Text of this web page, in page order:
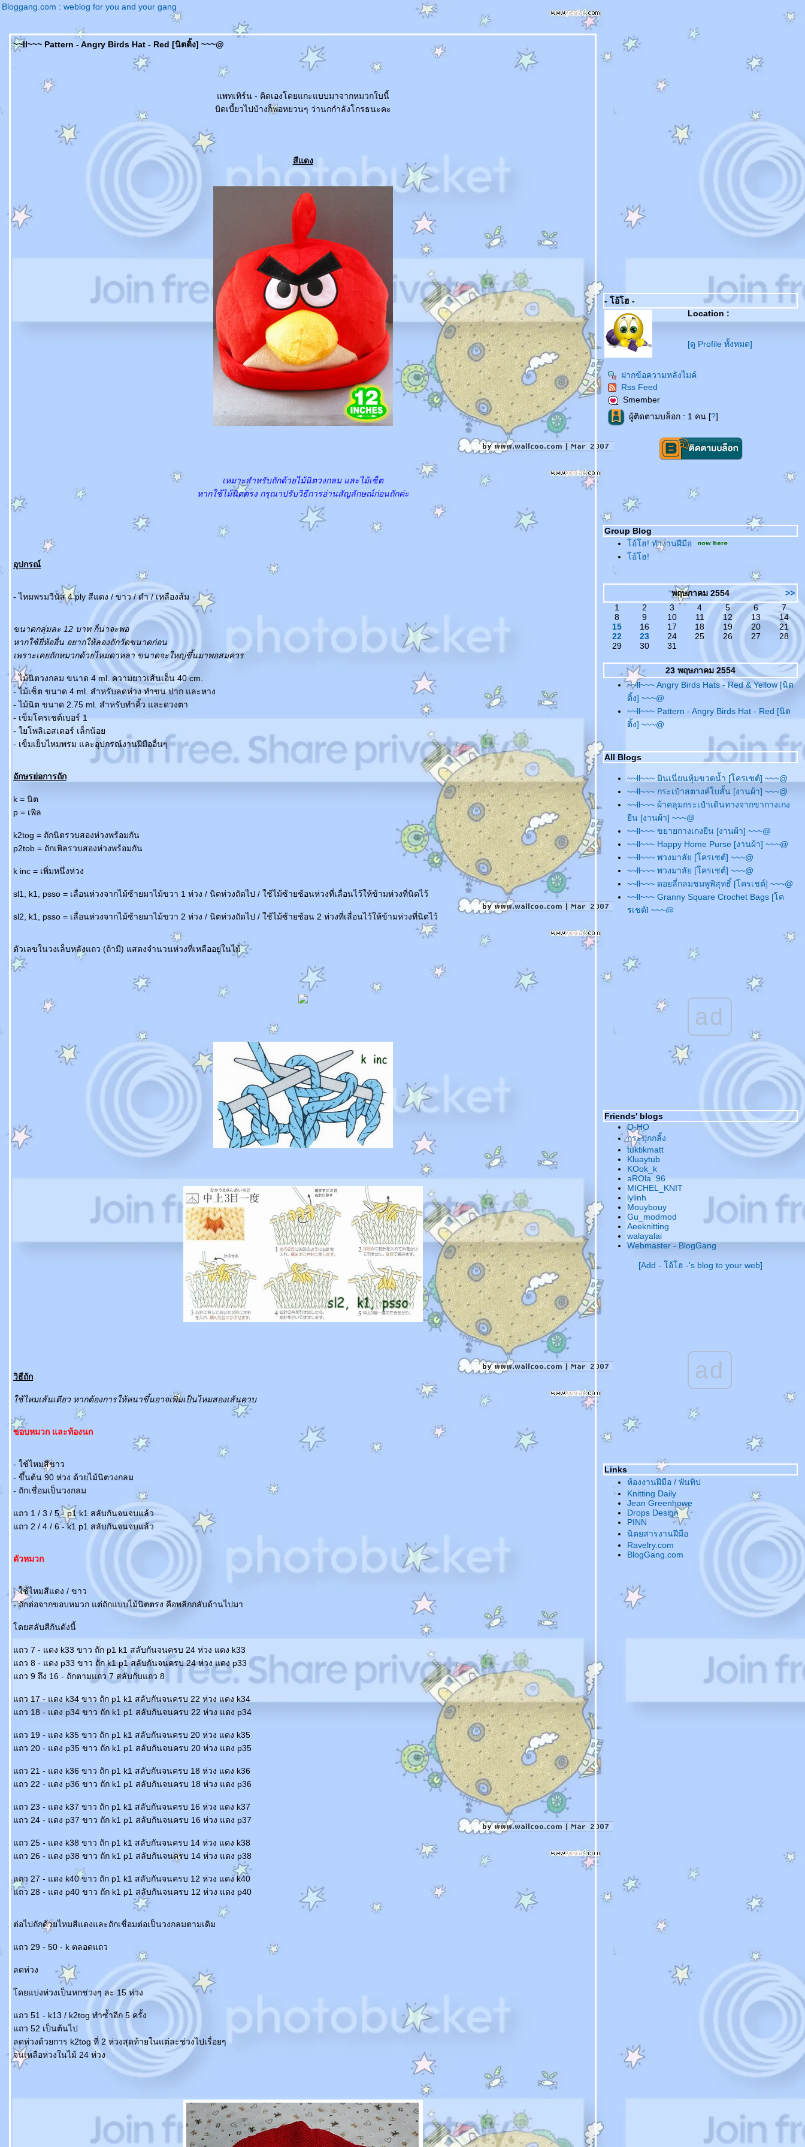
Bloggang.com : weblog for you and your gang
~~ll~~~ Pattern - Angry Birds Hat - Red [นิตติ้ง] ~~~@
พทเทิร์น - คิดเองโดยแกะแบบมาจากหมวกใบนี้
บิดเบี้ยวไปบ้างก็พอหยวนๆ ว่านกกำลังโกรธนะคะ
สีแดง
เหมาะสำหรับถักด้วยไม้นิตวงกลม และไม้เซ็ต
หากใช้ไม้นิตตรง กรุณาปรับวิธีการอ่านสัญลักษณ์ก่อนถักค่ะ
อุปกรณ์
- ไหมพรมวีนัส 4 ply สีแดง / ขาว / ดำ / เหลืองส้ม
ขนาดกลุ่มละ 12 บาท ก็น่าจะพอ
หากใช้ยี่ห้ออื่น อยากให้ลองถักวัดขนาดก่อน
เพราะเคยถักหมวกด้วยไหมดาหลา ขนาดจะใหญ่ขึ้นมาพอสมควร
- ไม้นิตวงกลม ขนาด 4 ml. ความยาวเส้นเอ็น 40 cm.
- ไม้เซ็ต ขนาด 4 ml. สำหรับลดห่วง ทำขน ปาก และหาง
- ไม้นิต ขนาด 2.75 ml. สำหรับทำคิ้ว และดวงตา
- เข็มโครเชต์เบอร์ 1
- ใยโพลิเอสเตอร์ เล็กน้อ
- เข็มเย็บไหมพรม และอุปกรณ์งานฝีมืออื่นๆ
อักษรย่อการถัก
k = นิต
p = เพิล
k2tog = ถักนิตรวบสองห่วงพร้อมกัน
p2tob = ถักเพิลรวบสองห่วงพร้อมกัน
k inc = เพิ่มหนึ่งห่วง
sl1, k1, psso = เลื่อนห่วงจากไม้ซ้ายมาไม้ขวา 1 ห่วง / นิตห่วงถัดไป / ใช้ไม้ซ้ายช้อนห่วงที่เลื่อนไว้ให้ข้ามห่วงที่นิตไว้
sl2, k1, psso = เลื่อนห่วงจากไม้ซ้ายมาไม้ขวา 2 ห่วง / นิตห่วงถัดไป / ใช้ไม้ซ้ายช้อน 2 ห่วงที่เลื่อนไว้ให้ข้ามห่วงที่นิตไว้
ตัวเลขในวงเล็บหลังแถว (ถ้ามี) แสดงจำนวนห่วงที่เหลืออยู่ในไม้
วิธีถัก
ช้ไหมเส้นเดียว หากต้องการให้หนาขึ้นอาจเพิ่มเป็นไหมสองเส้นควบ
ขอบหมวก และท้องนก
- ใช้ไหมสีขาว
- ขึ้นต้น 90 ห่วง ด้วยไม้นิตวงกลม
- ถักเชื่อมเป็นวงกลม
ถว 1 / 3 / 5 - p1 k1 สลับกันจนจบแล้ว
ถว 2 / 4 / 6 - k1 p1 สลับกันจนจบแล้ว
ตัวหมวก
- ใช้ไหมสีแดง / ขาว
- ถักต่อจากขอบหมวก แต่ถักแบบไม้นิตตรง คือพลิกกลับด้านไปมา
ดยสลับสีกันดังนี้
ถว 7 - แดง k33 ขาว ถัก p1 k1 สลับกันจนครบ 24 ห่วง แดง k33
ถว 8 - แดง p33 ขาว ถัก k1 p1 สลับกันจนครบ 24 ห่วง แดง p33
ถว 9 ถึง 16 - ถักตามแถว 7 สลับกับแถว 8
ถว 17 - แดง k34 ขาว ถัก p1 k1 สลับกันจนครบ 22 ห่วง แดง k34
ถว 18 - แดง p34 ขาว ถัก k1 p1 สลับกันจนครบ 22 ห่วง แดง p34
ถว 19 - แดง k35 ขาว ถัก p1 k1 สลับกันจนครบ 20 ห่วง แดง k35
ถว 20 - แดง p35 ขาว ถัก k1 p1 สลับกันจนครบ 20 ห่วง แดง p35
ถว 21 - แดง k36 ขาว ถัก p1 k1 สลับกันจนครบ 18 ห่วง แดง k36
ถว 22 - แดง p36 ขาว ถัก k1 p1 สลับกันจนครบ 18 ห่วง แดง p36
ถว 23 - แดง k37 ขาว ถัก p1 k1 สลับกันจนครบ 16 ห่วง แดง k37
ถว 24 - แดง p37 ขาว ถัก k1 p1 สลับกันจนครบ 16 ห่วง แดง p37
ถว 25 - แดง k38 ขาว ถัก p1 k1 สลับกันจนครบ 14 ห่วง แดง k38
ถว 26 - แดง p38 ขาว ถัก k1 p1 สลับกันจนครบ 14 ห่วง แดง p38
ถว 27 - แดง k40 ขาว ถัก p1 k1 สลับกันจนครบ 12 ห่วง แดง k40
ถว 28 - แดง p40 ขาว ถัก k1 p1 สลับกันจนครบ 12 ห่วง แดง p40
ต่อไปถักด้วยไหมสีแดงและถักเชื่อมต่อเป็นวงกลมตามเดิม
ถว 29 - 50 - k ตลอดแถว
ลดห่วง
ดยแบ่งห่วงเป็นหกช่วงๆ ละ 15 ห่วง
ถว 51 - k13 / k2tog ทำซ้ำอีก 5 ครั้ง
ถว 52 เป็นต้นไป
ลดห่วงด้วยการ k2tog ที่ 2 ห่วงสุดท้ายในแต่ละช่วงไปเรื่อยๆ
จนเหลือห่วงในไม้ 24 ห่วง
- โอ้โฮ -
Location :
[ดู Profile ทั้งหมด]
ฝากข้อความหลังไมค์
Rss Feed
Smember
ผู้ติดตามบล็อก : 1 คน [?]
Group Blog
อ้โฮ! ทำงานฝีมือ
อ้โฮ!
พฤษภาคม 2554
>>
1
2 3 4 5 6
7
8
9 10 11 12 13
14
15
16 17 18 19 20
21
22
23 24 25 26 27
28
29
30 31
23 พฤษภาคม 2554
~~ll~~~ Angry Birds Hats - Red & Yellow [นิต
ติ้ง] ~~~@
~~ll~~~ Pattern - Angry Birds Hat - Red [นิต
ติ้ง] ~~~@
All Blogs
~~ll~~~ มินเนี่ยนหุ้มขวดน้ำ [โครเชต์] ~~~@
~~ll~~~ กระเป๋าสตางค์ใบสั้น [งานผ้า] ~~~@
~~ll~~~ ผ้าคลุมกระเป๋าเดินทางจากขากางเกง
ีน [งานผ้า] ~~~@
~~ll~~~ ขยายกางเกงยีน [งานผ้า] ~~~@
~~ll~~~ Happy Home Purse [งานผ้า] ~~~@
~~ll~~~ พวงมาลัย [โครเชต์] ~~~@
~~ll~~~ พวงมาลัย [โครเชต์] ~~~@
~~ll~~~ ดอยลี่กลมชมพูพิสุทธิ์ [โครเชต์] ~~~@
~~ll~~~ Granny Square Crochet Bags [โค
รเชต์] ~~~@
~~ll~~~ Sushi Set [นิตติ้ง] ~~~@
~~ll~~~ Angry Birds Hats - Red & Yellow [นิต
~~ll~~~ Pattern - Angry Birds Hat - Red [นิต
ติ้ง] ~~~@
~~ll~~~ Pattern - Angry Birds Hat - Yellow
~~ll~~~ ถักหมวกให้หลานสาว [นิตติ้ง] ~~~@
~~ll~~~ Who am i? - No.12 [นิตติ้ง] ~~~@
~~ll~~~ Pattern - Entrelac Hat [นิตติ้ง] ~~~@
~~ll~~~ สมรส - สมรัก [นิตติ้ง] ~~~@
~~ll~~~ ผ้าพันคออุ่นอุ่น [นิตติ้ง] ~~~@
ติ้ง] ~~~@
~~ll~~~ Cinderella Topsy - Turvy Doll [นิตติ้ง]
~~~@
~~ll~~~ Rainbow Baby, Snow Man and
Pandas [นิตติ้ง] ~~~@
~~ll~~~ กระเป๋าถือ [นิตติ้ง] ~~~@
~~ll~~~ Entrelac Hat [นิตติ้ง] ~~~@
~~ll~~~ เสื้อ เสื้อ เสื้อ [นิตติ้ง] ~~~@
~~ll~~~ ซองใส่เครื่องเล่น MP 3 - 4 - 5 [นิตติ้ง]
~~~@
~~ll~~~ หมวกถักเพื่อน้อง [นิตติ้ง] ~~~@
~~ll~~~ หมวกหลากสีของบาร์บี้หัวฟู [นิตติ้ง]
~~~@
ad
Friends' blogs
O-HO
กระปุกกลิ้ง
tuktikmatt
Kluaytub
KOok_k
aROla..96
MICHEL_KNIT
lylinh
Mouybouy
Gu_modmod
Aeeknitting
walayalai
Webmaster - BlogGang
[Add - โอ้โฮ -'s blog to your web]
ad
Links
ห้องงานฝีมือ / พันทิป
Knitting Daily
Jean Greenhowe
Drops Design
PINN
นิตยสารงานฝีมือ
Ravelry.com
BlogGang.com